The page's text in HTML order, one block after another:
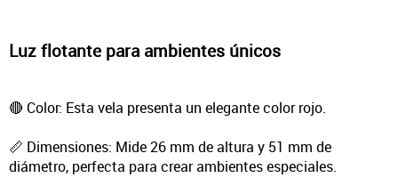
Luz flotante para ambientes únicos
🔴 Color: Esta vela presenta un elegante color rojo.
📏 Dimensiones: Mide 26 mm de altura y 51 mm de
diámetro, perfecta para crear ambientes especiales.